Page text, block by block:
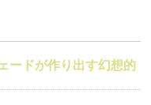
ードが作り出す幻想的